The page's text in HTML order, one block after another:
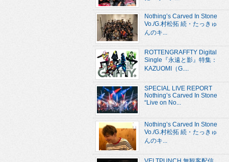
Nothing’s Carved In Stone
Vo./G.村松拓 続・たっきゅ
んのキ...
ROTTENGRAFFTY Digital
Single『永遠と影』特集：
KAZUOMI（G....
SPECIAL LIVE REPORT
Nothing’s Carved In Stone
“Live on No...
Nothing’s Carved In Stone
Vo./G.村松拓 続・たっきゅ
んのキ...